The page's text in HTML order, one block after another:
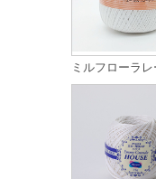
ミルフローラ